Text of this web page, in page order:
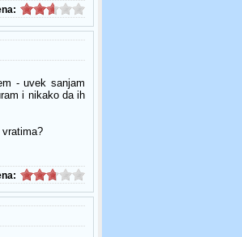
- uvek sanjam
i nikako da ih